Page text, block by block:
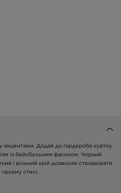
акцентами. Додай до гардероба куртку
із бейсбольним фасоном. Чорний
і вільний крій дозволяє створювати
стилі.